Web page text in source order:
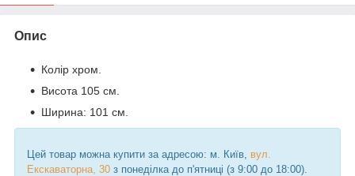
Опис
Колір хром.
Висота 105 см.
Ширина: 101 см.
Цей товар можна купити за адресою: м. Київ, вул.
Екскаваторна, 30 з понеділка до п'ятниці (з 9:00 до 18:00).